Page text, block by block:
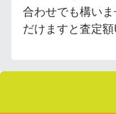
合わせでも構い
だけますと査定額